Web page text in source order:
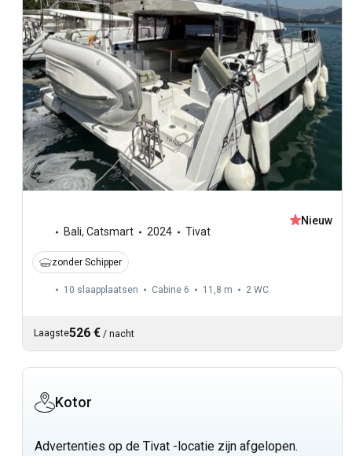
Bali, Catsmart 2024 Tivat
Nieuw
zonder Schipper
10 slaapplaatsen Cabine 6 11,8 m 2 WC
Laagste526 € / nacht
Kotor
Advertenties op de Tivat -locatie zijn afgelopen.